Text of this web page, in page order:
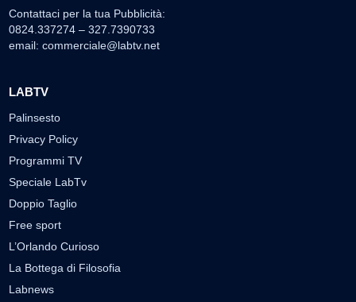
Contattaci per la tua Pubblicità:
0824.337274 – 327.7390733
email: commerciale@labtv.net
LABTV
Palinsesto
Privacy Policy
Programmi TV
Speciale LabTv
Doppio Taglio
Free sport
L’Orlando Curioso
La Bottega di Filosofia
Labnews